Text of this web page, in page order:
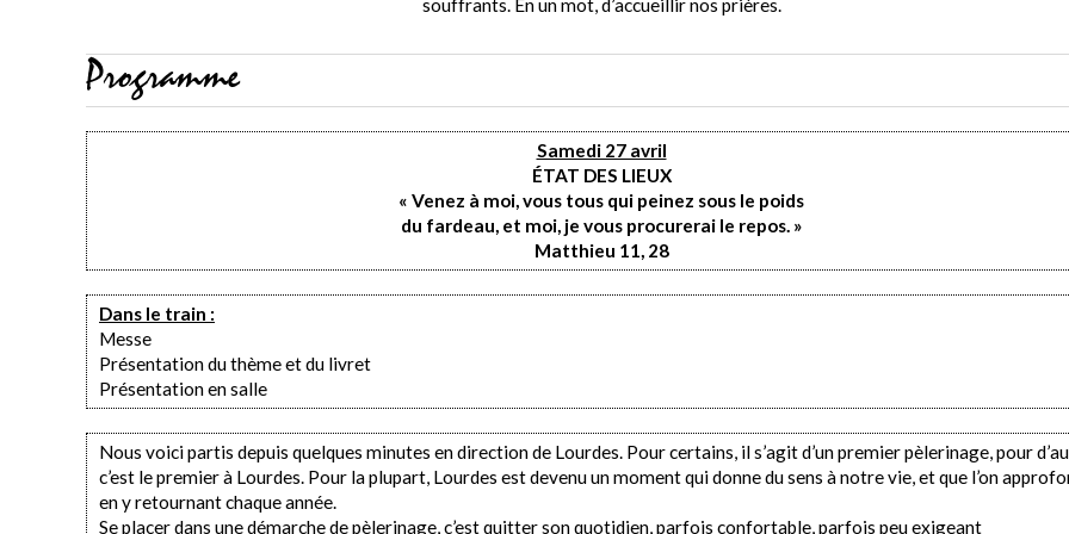
souffrants. En un mot, d’accueillir nos prières.
Programme
Samedi 27 avril
ÉTAT DES LIEUX
« Venez à moi, vous tous qui peinez sous le poids
du fardeau, et moi, je vous procurerai le repos. »
Matthieu 11, 28
Dans le train :
Messe
Présentation du thème et du livret
Présentation en salle
Nous voici partis depuis quelques minutes en direction de Lourdes. Pour certains, il s’agit d’un premier pèlerinage, pour
c’est le premier à Lourdes. Pour la plupart, Lourdes est devenu un moment qui donne du sens à notre vie, et que l’on
en y retournant chaque année.
Se placer dans une démarche de pèlerinage, c’est quitter son quotidien, parfois confortable, parfois peu exigeant